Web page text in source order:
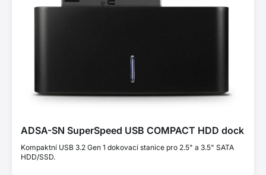
ADSA-SN SuperSpeed USB COMPACT HDD dock
Kompaktní USB 3.2 Gen 1 dokovací stanice pro 2.5" a 3.5" SATA
HDD/SSD.